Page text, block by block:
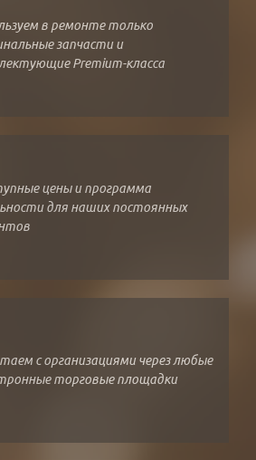
в ремонте только
запчасти и
Premium-класса
цены и программа
для наших постоянных
с организациями через любые
торговые площадки